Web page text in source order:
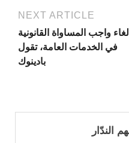
NEXT ARTICLE
إلغاء واجب المساواة القانونية
في الخدمات العامة، تقول
بادينوك